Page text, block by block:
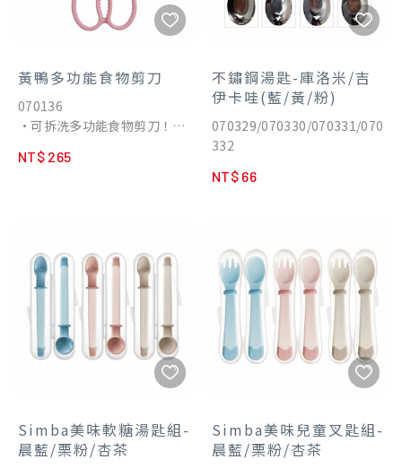
寶媽咪love。
•矽膠握柄可自由調整角度，
合人體工學和防滑設計，好抓
握不掉落
•訓練寶寶抓握力！握柄前端
的防護檔片為了避免寶寶過度
深入口腔內，同時在湯叉平放
餐桌時不易滾落，保持餐具衛
生！
寶寶自主練習更放心。
•配合現代家長用餐習慣與便
利清潔，本產品可放入「洗碗
機、微波爐、紫外線消毒鍋、
蒸氣消毒鍋」，耐熱溫度為
「-40度至200度」
黃鴨多功能食物剪刀
070136
•可拆洗多功能食物剪刀！左
•使用醫療等級不銹鋼，堅韌
沾黏
•圓潤刀頭，安全不傷手
•雙重安全設計，添加保護
蓋、安心童鎖。攜帶便利，防
誤傷
•可拆洗，衛生安全更放心
NT$ 265
不鏽鋼湯匙-庫洛米/吉
伊卡哇(藍/黃/粉)
070329/070330/070331/070
332
NT$ 66
Simba美味軟糖湯匙組-
晨藍/栗粉/杏茶
Simba美味兒童叉匙組-
晨藍/栗粉/杏茶